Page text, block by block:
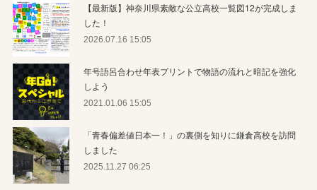
【最新版】神奈川県素敵な公立高校一覧図12が完成しま
した！
2026.07.16 15:05
年号語呂合わせ年表プリントで物語の流れと暗記を強化
しよう
2021.01.06 15:05
「青春偏差値日本一！」の裏側を知りに鎌倉高校を訪問
しました
2025.11.27 06:25